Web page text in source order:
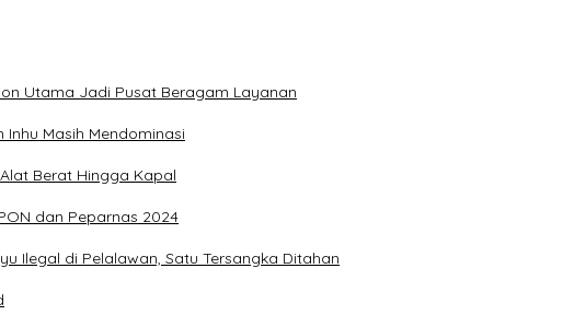
Utama Jadi Pusat Beragam Layanan
Masih Mendominasi
Berat Hingga Kapal
dan Peparnas 2024
Ilegal di Pelalawan, Satu Tersangka Ditahan